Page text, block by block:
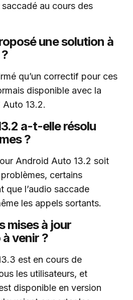
au cours des
une solution à
qu’un correctif pour ces
disponible avec la
13.2.
a-t-elle résolu
?
Android Auto 13.2 soit
certains
que l’audio saccade
les appels sortants.
mises à jour
à venir ?
est en cours de
les utilisateurs, et
disponible en version